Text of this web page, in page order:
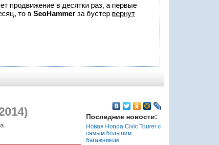
продвижение в десятки раз, а первые
то в SeoHammer за бустер вернут
Последние новости:
Новая Honda Civic Tourer с
самым большим
багажником